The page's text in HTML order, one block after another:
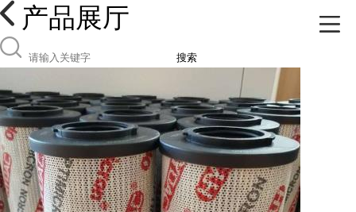
产品展厅
搜索